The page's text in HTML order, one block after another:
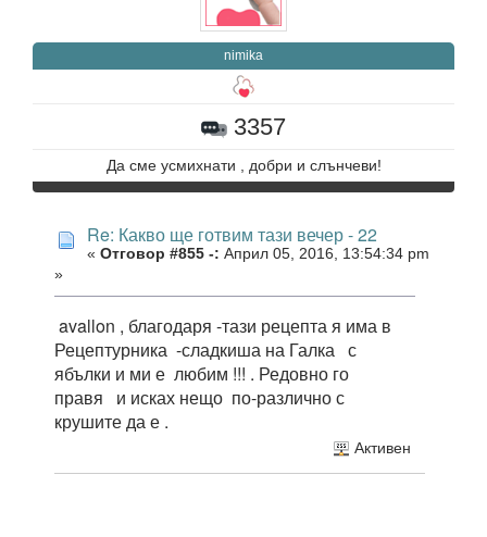
nimika
3357
Да сме усмихнати , добри и слънчеви!
Re: Какво ще готвим тази вечер - 22
« Отговор #855 -: Април 05, 2016, 13:54:34 pm
»
avallon , благодаря -тази рецепта я има в
Рецептурника -сладкиша на Галка с
ябълки и ми е любим !!! . Редовно го
правя и исках нещо по-различно с
крушите да е .
Активен